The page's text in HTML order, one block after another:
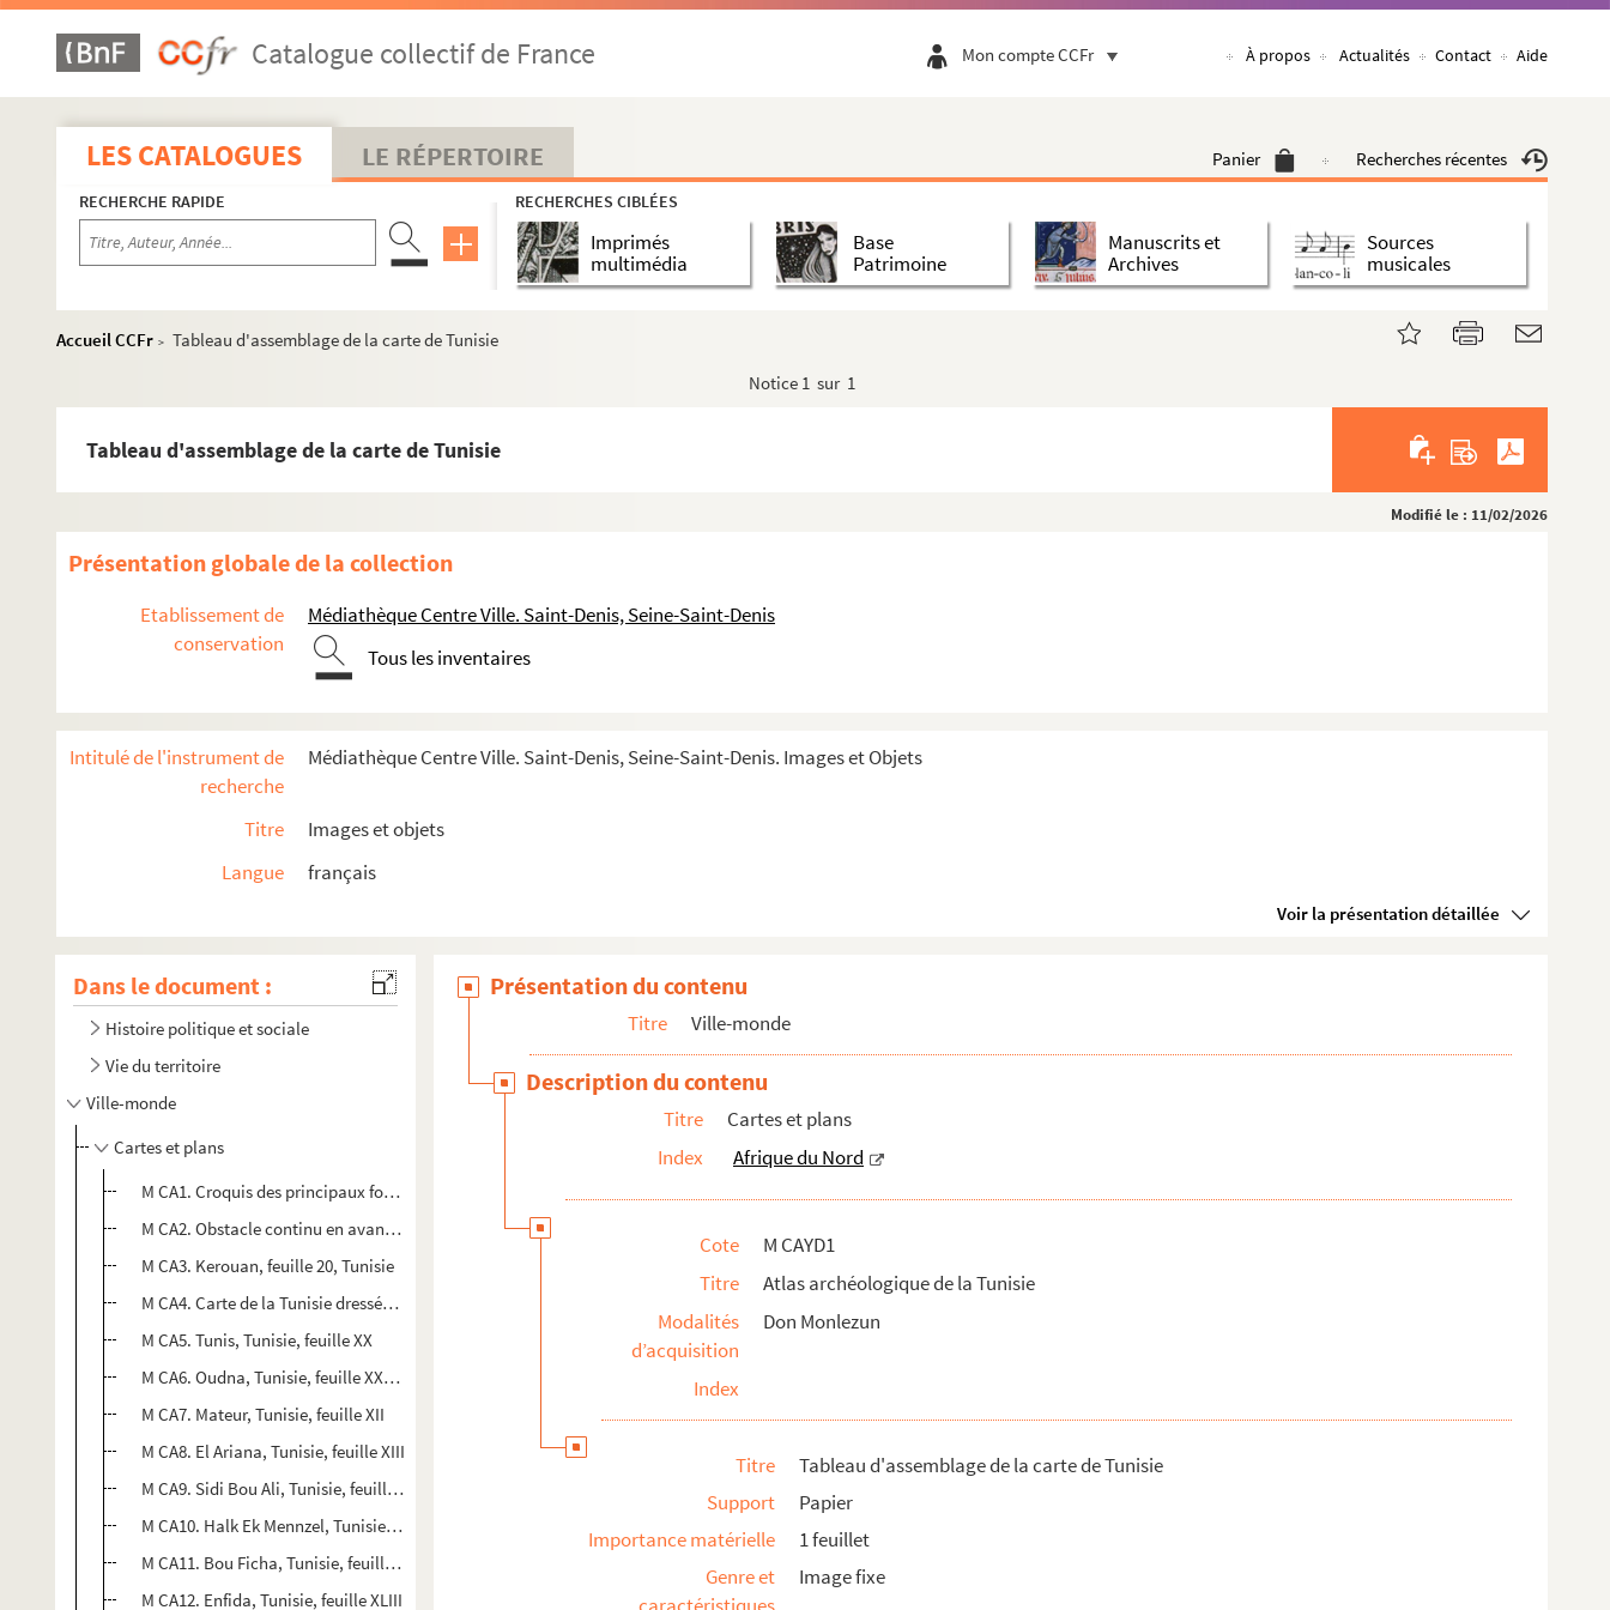
Catalogue collectif de France Mon compte CCFr À propos Actualités Contact Aide
LES CATALOGUES LE RÉPERTOIRE Panier Recherches récentes
RECHERCHE RAPIDE RECHERCHES CIBLÉES
Imprimés
multimédia
Base
Patrimoine
Manuscrits et
Archives
Sources
musicales
Accueil CCFr > Tableau d'assemblage de la carte de Tunisie
Notice 1 sur 1
Tableau d'assemblage de la carte de Tunisie
Modifié le : 11/02/2026
Présentation globale de la collection
Etablissement de
conservation
Médiathèque Centre Ville. Saint-Denis, Seine-Saint-Denis
Tous les inventaires
Intitulé de l'instrument de
recherche
Médiathèque Centre Ville. Saint-Denis, Seine-Saint-Denis. Images et Objets
Titre
Images et objets
Langue
français
Voir la présentation détaillée
Dans le document :
Histoire politique et sociale
Vie du territoire
Ville-monde
Cartes et plans
M CA1. Croquis des principaux forts redoutent et qui défendent la ville de Tunis tels qu'ils ont été reconn...
M CA2. Obstacle continu en avant du Sahel d'Alger
M CA3. Kerouan, feuille 20, Tunisie
M CA4. Carte de la Tunisie dressée au service géographique de l'armée, Tunisie feuille nord
M CA5. Tunis, Tunisie, feuille XX
M CA6. Oudna, Tunisie, feuille XXVIII
M CA7. Mateur, Tunisie, feuille XII
M CA8. El Ariana, Tunisie, feuille XIII
M CA9. Sidi Bou Ali, Tunisie, feuille XLIX
M CA10. Halk Ek Mennzel, Tunisie, feuille 50
M CA11. Bou Ficha, Tunisie, feuille XXXVI
M CA12. Enfida, Tunisie, feuille XLIII
Présentation du contenu
Titre Ville-monde
Description du contenu
Titre
Cartes et plans
Index
Afrique du Nord
Cote
M CAYD1
Titre
Atlas archéologique de la Tunisie
Modalités
d’acquisition
Don Monlezun
Index
Titre
Tableau d'assemblage de la carte de Tunisie
Support
Papier
Importance matérielle
1 feuillet
Genre et
Image fixe